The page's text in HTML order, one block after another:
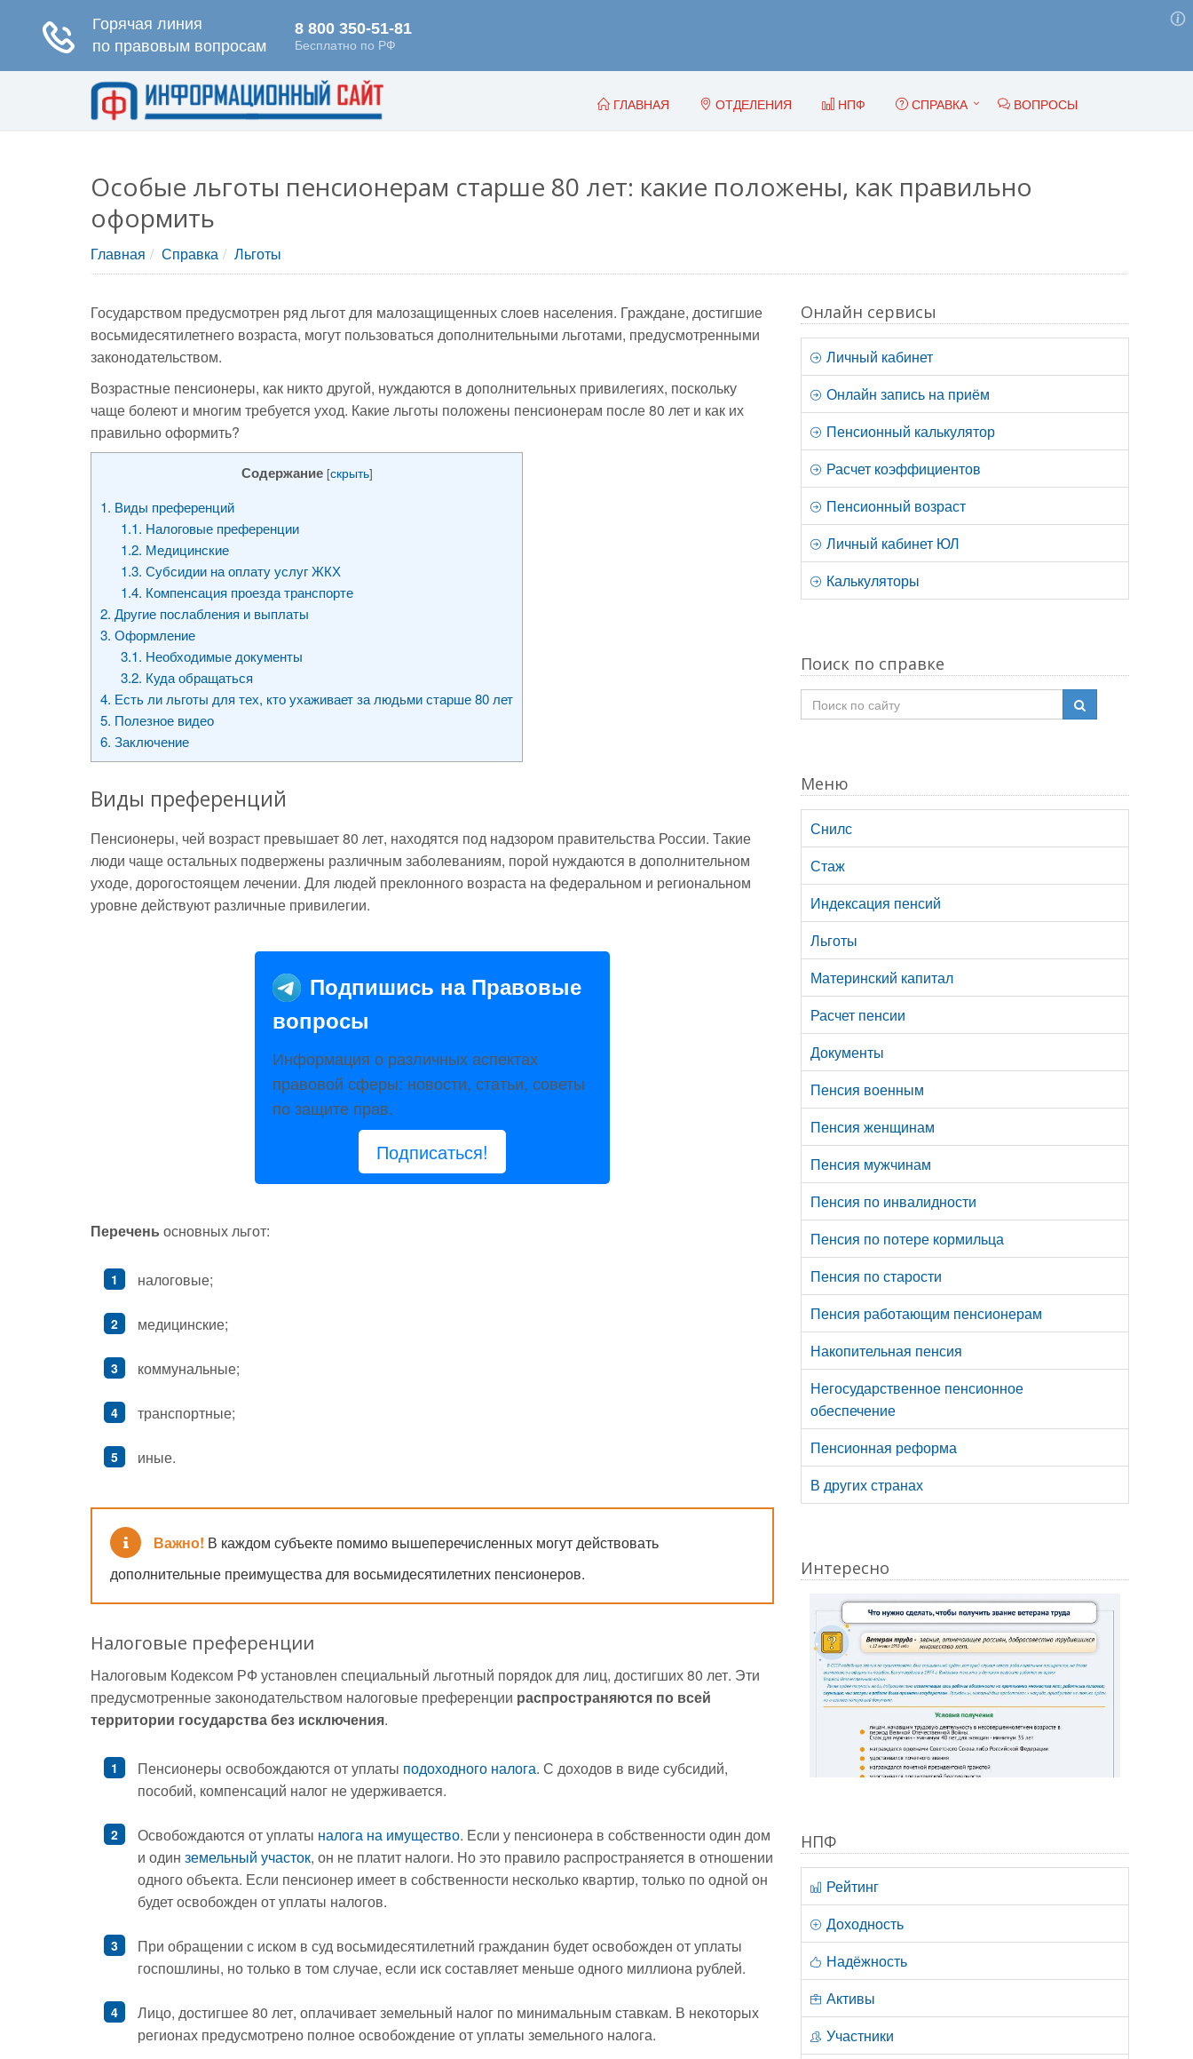
ГЛАВНАЯ ОТДЕЛЕНИЯ НПФ СПРАВКА ВОПРОСЫ
Особые льготы пенсионерам старше 80 лет: какие положены, как правильно
оформить
Главная Справка Льготы
Государством предусмотрен ряд льгот для малозащищенных слоев населения. Граждане, достигшие
восьмидесятилетнего возраста, могут пользоваться дополнительными льготами, предусмотренными
законодательством.
Возрастные пенсионеры, как никто другой, нуждаются в дополнительных привилегиях, поскольку
чаще болеют и многим требуется уход. Какие льготы положены пенсионерам после 80 лет и как их
правильно оформить?
Содержание [скрыть]
1. Виды преференций
1.1. Налоговые преференции
1.2. Медицинские
1.3. Субсидии на оплату услуг ЖКХ
1.4. Компенсация проезда транспорте
2. Другие послабления и выплаты
3. Оформление
3.1. Необходимые документы
3.2. Куда обращаться
4. Есть ли льготы для тех, кто ухаживает за людьми старше 80 лет
5. Полезное видео
6. Заключение
Виды преференций
Пенсионеры, чей возраст превышает 80 лет, находятся под надзором правительства России. Такие
люди чаще остальных подвержены различным заболеваниям, порой нуждаются в дополнительном
уходе, дорогостоящем лечении. Для людей преклонного возраста на федеральном и региональном
уровне действуют различные привилегии.
Подпишись на Правовые
вопросы
Информация о различных аспектах
правовой сферы: новости, статьи, советы
по защите прав.
Подписаться!
Перечень основных льгот:
налоговые;
медицинские;
коммунальные;
транспортные;
иные.
Важно! В каждом субъекте помимо вышеперечисленных могут действовать
дополнительные преимущества для восьмидесятилетних пенсионеров.
Налоговые преференции
Налоговым Кодексом РФ установлен специальный льготный порядок для лиц, достигших 80 лет. Эти
предусмотренные законодательством налоговые преференции распространяются по всей
территории государства без исключения.
Пенсионеры освобождаются от уплаты подоходного налога. С доходов в виде субсидий,
пособий, компенсаций налог не удерживается.
Освобождаются от уплаты налога на имущество. Если у пенсионера в собственности один дом
и один земельный участок, он не платит налоги. Но это правило распространяется в отношении
одного объекта. Если пенсионер имеет в собственности несколько квартир, только по одной он
будет освобожден от уплаты налогов.
При обращении с иском в суд восьмидесятилетний гражданин будет освобожден от уплаты
госпошлины, но только в том случае, если иск составляет меньше одного миллиона рублей.
Лицо, достигшее 80 лет, оплачивает земельный налог по минимальным ставкам. В некоторых
регионах предусмотрено полное освобождение от уплаты земельного налога.
Онлайн сервисы
Личный кабинет
Онлайн запись на приём
Пенсионный калькулятор
Расчет коэффициентов
Пенсионный возраст
Личный кабинет ЮЛ
Калькуляторы
Поиск по справке
Меню
Снилс
Стаж
Индексация пенсий
Льготы
Материнский капитал
Расчет пенсии
Документы
Пенсия военным
Пенсия женщинам
Пенсия мужчинам
Пенсия по инвалидности
Пенсия по потере кормильца
Пенсия по старости
Пенсия работающим пенсионерам
Накопительная пенсия
Негосударственное пенсионное
обеспечение
Пенсионная реформа
В других странах
Интересно
НПФ
Рейтинг
Доходность
Надёжность
Активы
Участники